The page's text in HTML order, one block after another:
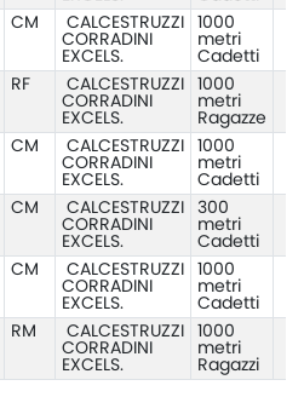
CM
CALCESTRUZZI
CORRADINI
EXCELS.
1000
metri
Cadetti
RF
CALCESTRUZZI
CORRADINI
EXCELS.
1000
metri
Ragazze
CM
CALCESTRUZZI
CORRADINI
EXCELS.
1000
metri
Cadetti
CM
CALCESTRUZZI
CORRADINI
EXCELS.
300
metri
Cadetti
CM
CALCESTRUZZI
CORRADINI
EXCELS.
1000
metri
Cadetti
RM
CALCESTRUZZI
CORRADINI
EXCELS.
1000
metri
Ragazzi